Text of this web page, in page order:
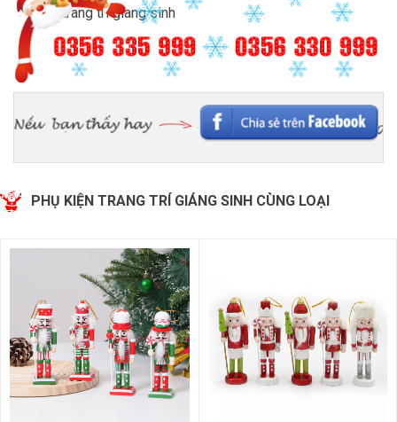
trang tri giang sinh
PHỤ KIỆN TRANG TRÍ GIÁNG SINH CÙNG LOẠI